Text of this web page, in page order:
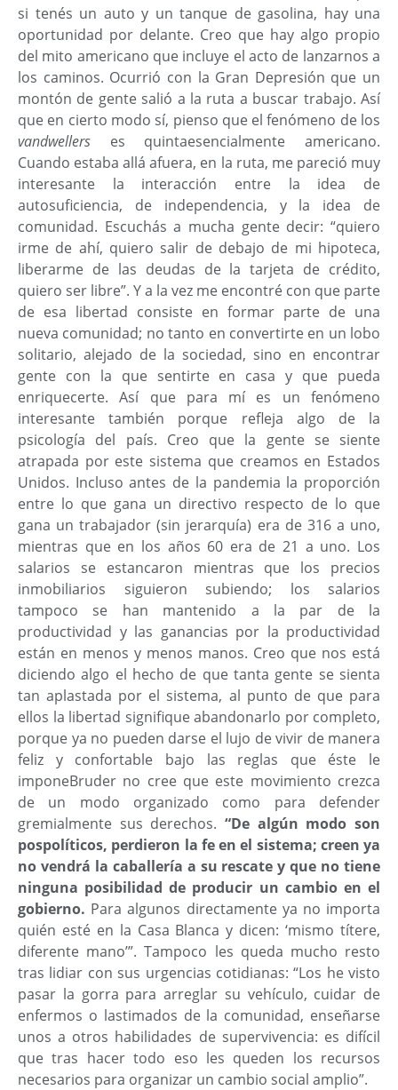
si tenés un auto y un tanque de gasolina, hay una
oportunidad por delante. Creo que hay algo propio
del mito americano que incluye el acto de lanzarnos a
los caminos. Ocurrió con la Gran Depresión que un
montón de gente salió a la ruta a buscar trabajo. Así
que en cierto modo sí, pienso que el fenómeno de los
vandwellers es quintaesencialmente americano.
Cuando estaba allá afuera, en la ruta, me pareció muy
interesante la interacción entre la idea de
autosuficiencia, de independencia, y la idea de
comunidad. Escuchás a mucha gente decir: “quiero
irme de ahí, quiero salir de debajo de mi hipoteca,
liberarme de las deudas de la tarjeta de crédito,
quiero ser libre”. Y a la vez me encontré con que parte
de esa libertad consiste en formar parte de una
nueva comunidad; no tanto en convertirte en un lobo
solitario, alejado de la sociedad, sino en encontrar
gente con la que sentirte en casa y que pueda
enriquecerte. Así que para mí es un fenómeno
interesante también porque refleja algo de la
psicología del país. Creo que la gente se siente
atrapada por este sistema que creamos en Estados
Unidos. Incluso antes de la pandemia la proporción
entre lo que gana un directivo respecto de lo que
gana un trabajador (sin jerarquía) era de 316 a uno,
mientras que en los años 60 era de 21 a uno. Los
salarios se estancaron mientras que los precios
inmobiliarios siguieron subiendo; los salarios
tampoco se han mantenido a la par de la
productividad y las ganancias por la productividad
están en menos y menos manos. Creo que nos está
diciendo algo el hecho de que tanta gente se sienta
tan aplastada por el sistema, al punto de que para
ellos la libertad signifique abandonarlo por completo,
porque ya no pueden darse el lujo de vivir de manera
feliz y confortable bajo las reglas que éste le
imponeBruder no cree que este movimiento crezca
de un modo organizado como para defender
gremialmente sus derechos. “De algún modo son
pospolíticos, perdieron la fe en el sistema; creen ya
no vendrá la caballería a su rescate y que no tiene
ninguna posibilidad de producir un cambio en el
gobierno. Para algunos directamente ya no importa
quién esté en la Casa Blanca y dicen: ‘mismo títere,
diferente mano’”. Tampoco les queda mucho resto
tras lidiar con sus urgencias cotidianas: “Los he visto
pasar la gorra para arreglar su vehículo, cuidar de
enfermos o lastimados de la comunidad, enseñarse
unos a otros habilidades de supervivencia: es difícil
que tras hacer todo eso les queden los recursos
necesarios para organizar un cambio social amplio”.